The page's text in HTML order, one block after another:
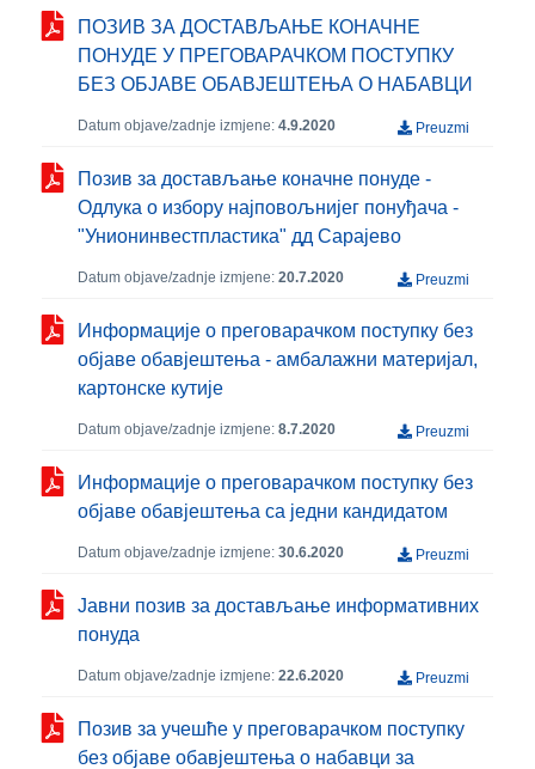
ПОЗИВ ЗА ДОСТАВЉАЊЕ КОНАЧНЕ
ПОНУДЕ У ПРЕГОВАРАЧКОМ ПОСТУПКУ
БЕЗ ОБЈАВЕ ОБАВЈЕШТЕЊА О НАБАВЦИ
Datum objave/zadnje izmjene: 4.9.2020 Preuzmi
Позив за достављање коначне понуде -
Одлука о избору најповољнијег понуђача -
"Унионинвестпластика" дд Сарајево
Datum objave/zadnje izmjene: 20.7.2020 Preuzmi
Информације о преговарачком поступку без
објаве обавјештења - амбалажни материјал,
картонске кутије
Datum objave/zadnje izmjene: 8.7.2020 Preuzmi
Информације о преговарачком поступку без
објаве обавјештења са једни кандидатом
Datum objave/zadnje izmjene: 30.6.2020 Preuzmi
Јавни позив за достављање информативних
понуда
Datum objave/zadnje izmjene: 22.6.2020 Preuzmi
Позив за учешће у преговарачком поступку
без објаве обавјештења о набавци за